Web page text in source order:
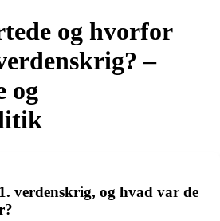
og hvorfor
–
og
verdenskrig, og hvad var de